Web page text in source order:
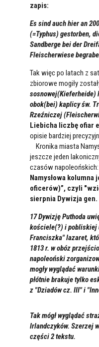
zapis:
Es sind auch hier an
(=Typhus) gestorben,
Sandberge bei der
Fleischerwiese
Tak więc po latach z
zbiorowe mogiły
sosnowej(Kieferheide)
obok(bei) kaplicy św.
Rzeźniczej
Liebicha liczbę ofiar
opisie bardziej
Kronika miasta
jeszcze jeden
czasów napoleońskich:
Namysłowa
oficerów)”, czyli
sierpnia Dywizja
17 Dywizję Puthoda
kościele(?) i pobliskiej
Franciszka" lazaret,
1813 r. w obóz
napoleoński
mogły wyglądać
płótnie brakuje tylko
z "Dziadów cz. III" i
Tak mógł wyglądać
Irlandczyków. Szerzej
części 2 tekstu.